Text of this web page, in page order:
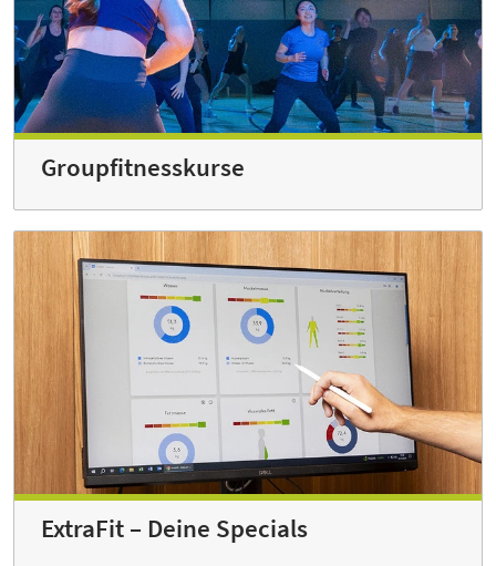
Groupfitnesskurse
ExtraFit – Deine Specials